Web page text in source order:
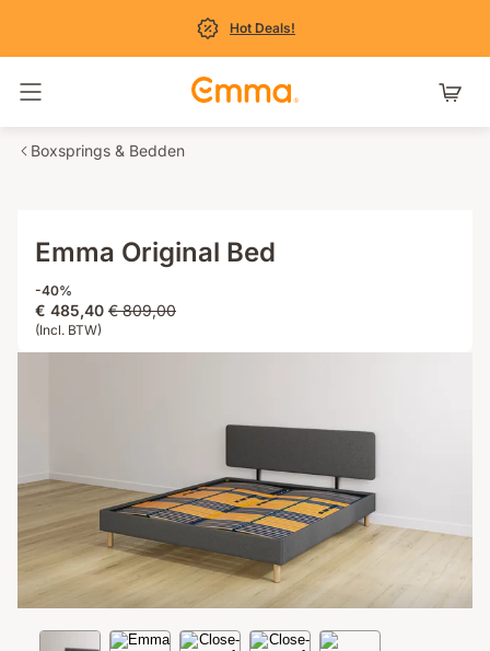
Hot Deals!
Navigatie in- en uitschakelen
Boxsprings & Bedden
Emma Original Bed
-40%
Prijs
€ 485,40
€ 485,40 Oorspronkelijke
€ 809,00
€ 809,00
(Incl. BTW)